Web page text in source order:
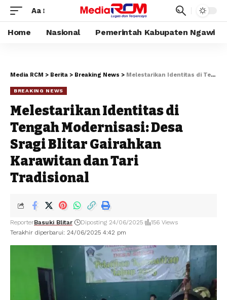
Aa
Home Nasional Pemerintah Kabupaten Ngawi
Media RCM > Berita > Breaking News > Melestarikan Identitas di Tengah Modernisasi: Desa Sragi Blitar Gairahkan Karawitan dan Tari Tradisional
BREAKING NEWS
Melestarikan Identitas di
Tengah Modernisasi: Desa
Sragi Blitar Gairahkan
Karawitan dan Tari
Tradisional
Terakhir diperbarui: 24/06/2025 4:42 pm
ReporterBasuki Blitar Diposting 24/06/2025 156 Views